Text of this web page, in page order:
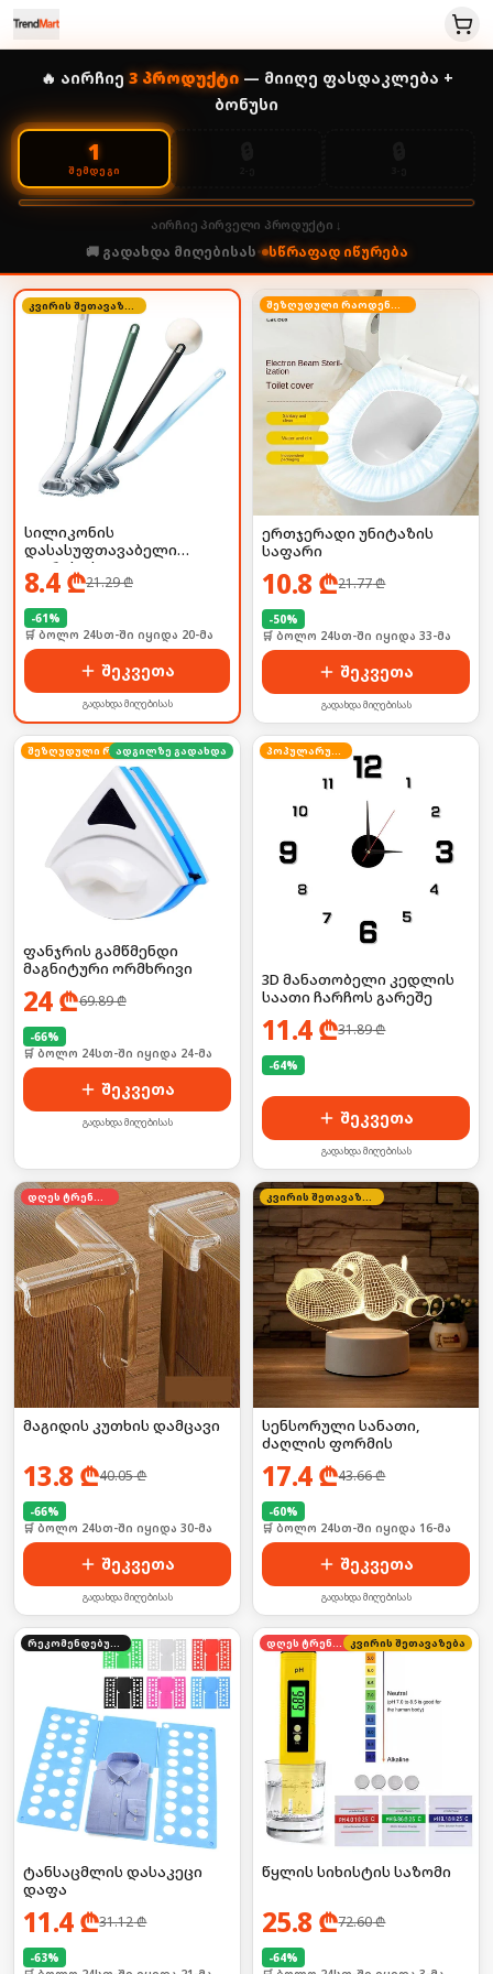
🔥 აირჩიე 3პროდუქტი— მიიღე ფასდაკლება +
ბონუსი
1
ᲨᲔᲛᲓᲔᲒᲘ
აირჩიე პირველი პროდუქტი ↓
🚚 გადახდა მიღებისას• სწრაფად იწურება
კვირის შეთავაზება
სილიკონის
დასასუფთავაბელი
ჯაგრისი სველი
წერტილებისთვის
8.4₾21.29₾
-61%
🛒 ბოლო 24სთ-ში იყიდა 20-მა
შეკვეთა
გადახდა მიღებისას
შეზღუდული რაოდენობა
ერთჯერადი უნიტაზის
საფარი
10.8 ₾21.77₾
-50%
🛒 ბოლო 24სთ-ში იყიდა 33-მა
შეკვეთა
გადახდა მიღებისას
შეზღუდული რაოდენობა
ადგილზე გადახდა
ფანჯრის გამწმენდი
მაგნიტური ორმხრივი
24₾69.89₾
-66%
🛒 ბოლო 24სთ-ში იყიდა 24-მა
შეკვეთა
გადახდა მიღებისას
პოპულარული
3D მანათობელი კედლის
საათი ჩარჩოს გარეშე
11.4₾31.89₾
-64%
შეკვეთა
გადახდა მიღებისას
დღეს ტრენდში
მაგიდის კუთხის დამცავი
13.8 ₾40.05₾
-66%
🛒 ბოლო 24სთ-ში იყიდა 30-მა
შეკვეთა
გადახდა მიღებისას
კვირის შეთავაზება
სენსორული სანათი,
ძაღლის ფორმის
17.4₾43.66₾
-60%
🛒 ბოლო 24სთ-ში იყიდა 16-მა
შეკვეთა
გადახდა მიღებისას
რეკომენდებული
ტანსაცმლის დასაკეცი
დაფა
11.4₾31.12₾
-63%
დღეს ტრენდში კვირის შეთავაზება
წყლის სიხისტის საზომი
25.8 ₾72.60₾
-64%